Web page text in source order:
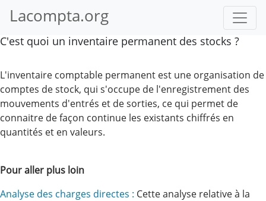
Lacompta.org
C'est quoi un inventaire permanent des stocks ?
L'inventaire comptable permanent est une organisation de
comptes de stock, qui s'occupe de l'enregistrement des
mouvements d'entrés et de sorties, ce qui permet de
connaitre de façon continue les existants chiffrés en
quantités et en valeurs.
Pour aller plus loin
Analyse des charges directes : Cette analyse relative à la